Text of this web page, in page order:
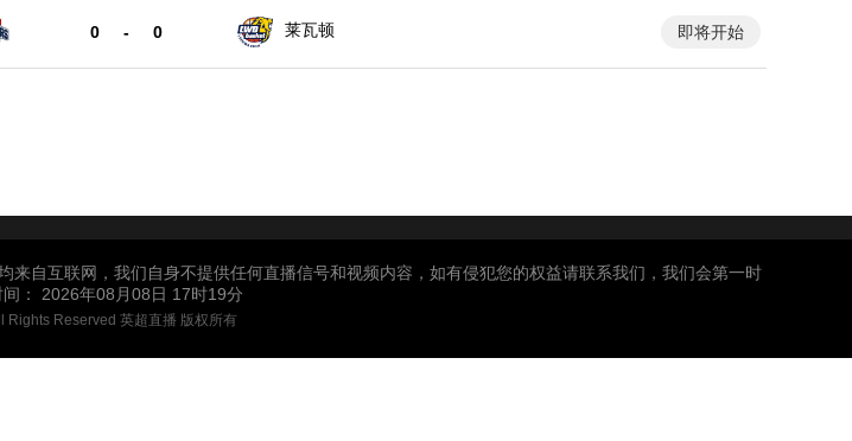
0 - 0 莱瓦顿 即将开始
自互联网，我们自身不提供任何直播信号和视频内容，如有侵犯您的权益请联系我们，我们会第一时
： 2026年08月08日 17时19分
Rights Reserved 英超直播 版权所有